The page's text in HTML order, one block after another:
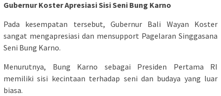
Gubernur Koster Apresiasi Sisi Seni Bung Karno
Pada kesempatan tersebut, Gubernur Bali Wayan Koster
sangat mengapresiasi dan mensupport Pagelaran Singgasana
Seni Bung Karno.
Menurutnya, Bung Karno sebagai Presiden Pertama RI
memiliki sisi kecintaan terhadap seni dan budaya yang luar
biasa.